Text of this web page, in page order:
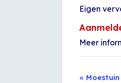
Eigen
Meer
«